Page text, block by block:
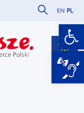
Szukaj w
EN PL